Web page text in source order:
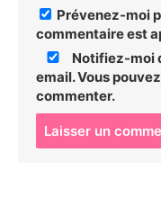
Prévenez-moi
commentaire est
Notifiez-moi
email. Vous
commenter.